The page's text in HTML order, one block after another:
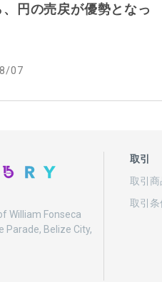
、円の売戻が優勢となっ
07
William Fonseca
Parade, Belize City,
取引
取引商
取引条